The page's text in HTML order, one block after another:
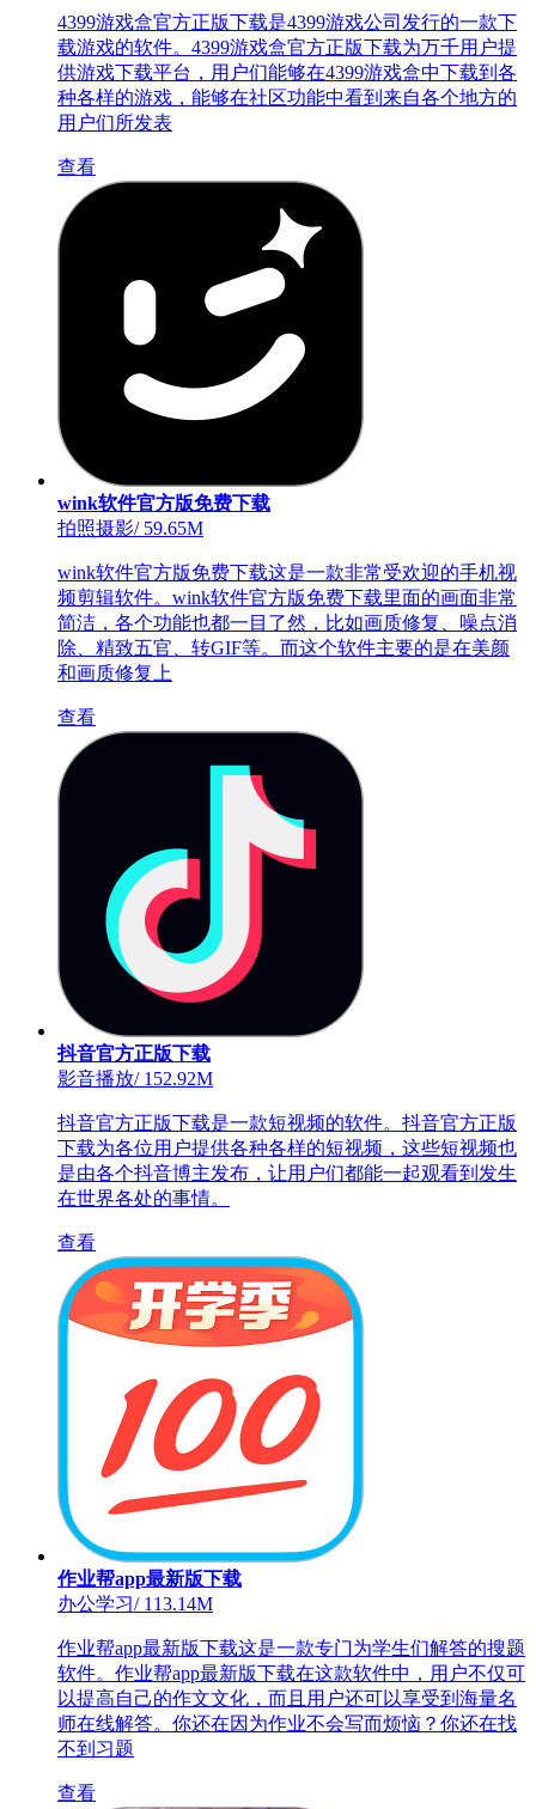
4399游戏盒官方正版下载是4399游戏公司发行的一款下
载游戏的软件。4399游戏盒官方正版下载为万千用户提
供游戏下载平台，用户们能够在4399游戏盒中下载到各
种各样的游戏，能够在社区功能中看到来自各个地方的
用户们所发表
查看
wink软件官方版免费下载
拍照摄影/59.65M
wink软件官方版免费下载这是一款非常受欢迎的手机视
频剪辑软件。wink软件官方版免费下载里面的画面非常
简洁，各个功能也都一目了然，比如画质修复、噪点消
除、精致五官、转GIF等。而这个软件主要的是在美颜
和画质修复上
查看
抖音官方正版下载
影音播放/152.92M
抖音官方正版下载是一款短视频的软件。抖音官方正版
下载为各位用户提供各种各样的短视频，这些短视频也
是由各个抖音博主发布，让用户们都能一起观看到发生
在世界各处的事情。
查看
作业帮app最新版下载
办公学习/113.14M
作业帮app最新版下载这是一款专门为学生们解答的搜题
软件。作业帮app最新版下载在这款软件中，用户不仅可
以提高自己的作文文化，而且用户还可以享受到海量名
师在线解答。你还在因为作业不会写而烦恼？你还在找
不到习题
查看